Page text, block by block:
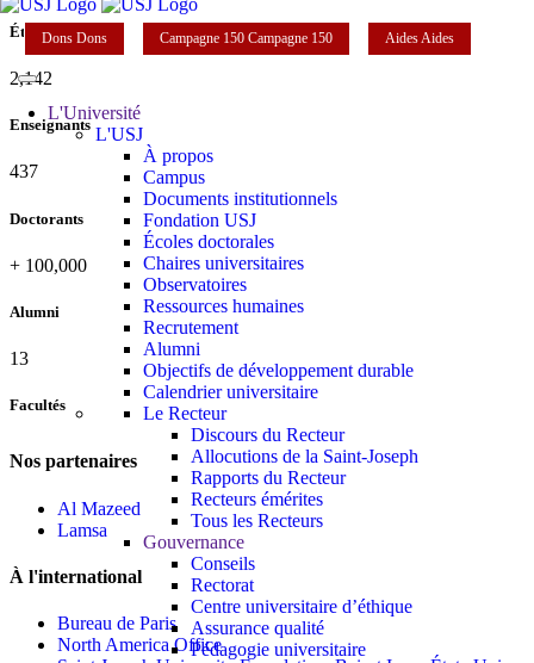
Dons Dons Campagne 150 Campagne 150 AidesAides
L'Université
L'USJ
À propos
Campus
Documents institutionnels
Fondation USJ
Écoles doctorales
Chaires universitaires
Observatoires
Ressources humaines
Recrutement
Alumni
Objectifs de développement durable
Calendrier universitaire
Le Recteur
Discours du Recteur
Allocutions de la Saint-Joseph
Rapports du Recteur
Recteurs émérites
Tous les Recteurs
Gouvernance
Conseils
Rectorat
Centre universitaire d’éthique
Assurance qualité
Pédagogie universitaire
Étudiants
2,142
Enseignants
437
Doctorants
+ 100,000
Alumni
13
Facultés
Nos partenaires
Al Mazeed
Lamsa
À l'international
Bureau de Paris
North America Office